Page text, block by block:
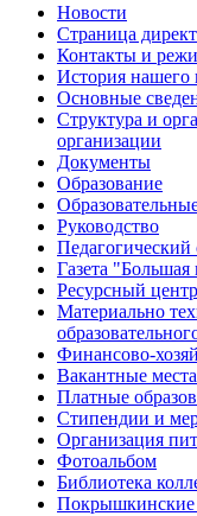
Новости
Страница
Контакты и
История нашего
Основные
Структура и
организации
Документы
Образование
Руководство
Педагогический
Газета "Большая
Ресурсный центр
Материально
Финансово-
Вакантные
Платные
Стипендии и
Организация
Фотоальбом
Библиотека
Покрышкинские